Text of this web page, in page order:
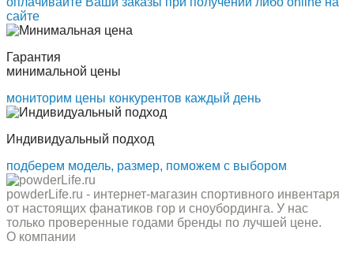
сайте
Гарантия
минимальной цены
мониторим цены конкурентов каждый день
Индивидуальный подход
подберем модель, размер, поможем с выбором
powderLife.ru - интернет-магазин спортивного инвентаря
от настоящих фанатиков гор и сноубординга. У нас
только проверенные годами бренды по лучшей цене.
О компании